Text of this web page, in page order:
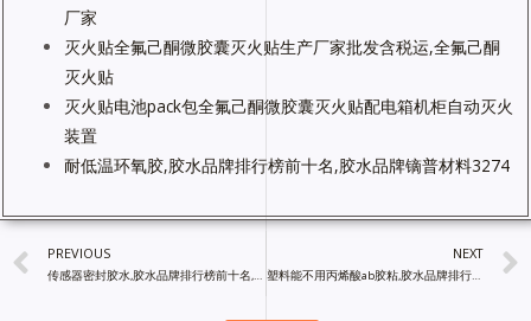
厂家
灭火贴全氟己酮微胶囊灭火贴生产厂家批发含税运,全氟己酮
灭火贴
灭火贴电池pack包全氟己酮微胶囊灭火贴配电箱机柜自动灭火
装置
耐低温环氧胶,胶水品牌排行榜前十名,胶水品牌镝普材料3274
PREVIOUS
传感器密封胶水,胶水品牌排行榜前十名,镝普材料胶粘剂厂家直销
NEXT
塑料能不用丙烯酸ab胶粘,胶水品牌排行榜前十名,胶粘剂厂家直销